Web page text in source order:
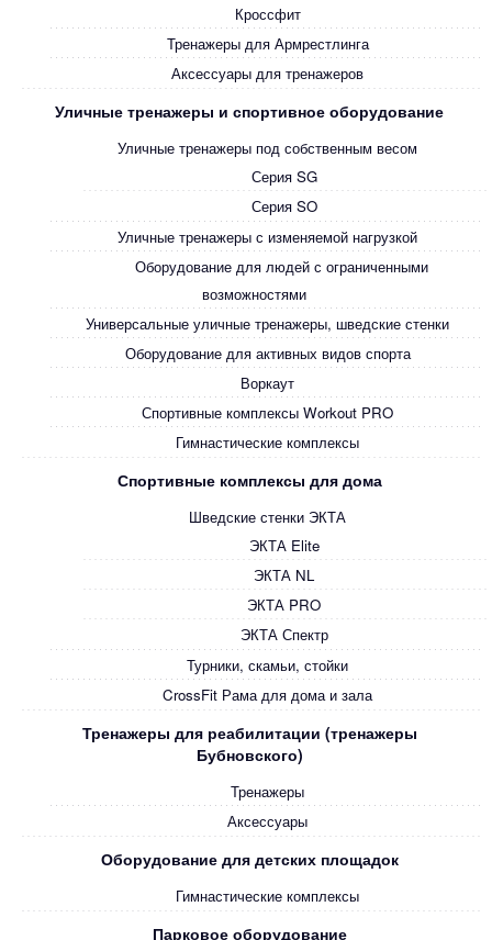
Кроссфит
Тренажеры для Армрестлинга
Аксессуары для тренажеров
Уличные тренажеры и спортивное оборудование
Уличные тренажеры под собственным весом
Серия SG
Серия SO
Уличные тренажеры с изменяемой нагрузкой
Оборудование для людей с ограниченными
возможностями
Универсальные уличные тренажеры, шведские стенки
Оборудование для активных видов спорта
Воркаут
Спортивные комплексы Workout PRO
Гимнастические комплексы
Спортивные комплексы для дома
Шведские стенки ЭКТА
ЭКТА Elite
ЭКТА NL
ЭКТА PRO
ЭКТА Спектр
Турники, скамьи, стойки
CrossFit Рама для дома и зала
Тренажеры для реабилитации (тренажеры
Бубновского)
Тренажеры
Аксессуары
Оборудование для детских площадок
Гимнастические комплексы
Парковое оборудование